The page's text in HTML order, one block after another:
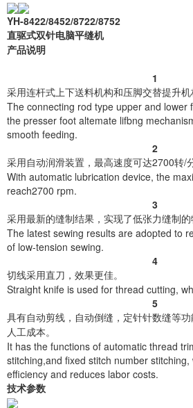
YH-8422/8452/8722/8752
直驱式双针电脑平缝机
产品说明
1
采用连杆式上下送料机构和压脚交替提升机
The connecting rod type upper and lower
the presser foot altemate lifbng
smooth feeding.
2
采用自动润滑装置，最高速度可达2700转/分
With automatic lubrication device, the
reach2700 rpm.
3
采用最新的缝制结果，实现了低张力缝制的
The latest sewing results are adopted to
of low-tension sewing.
4
切线采用直刀，效果更佳。
Straight knife is used for thread cutting,
5
具有自动剪线，自动倒缝，定针针数缝等
人工成本。
It has the functions of automatic thread
stitching,and fixed stitch number
efficiency and reduces labor costs.
技术参数